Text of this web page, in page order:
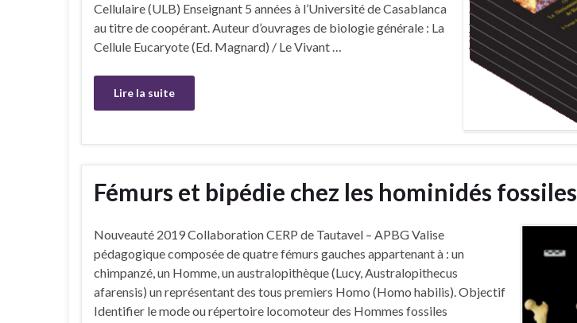
Cellulaire (ULB) Enseignant 5 années à l’Université de Casablanca
au titre de coopérant. Auteur d’ouvrages de biologie générale : La
Cellule Eucaryote (Ed. Magnard) / Le Vivant …
Lire la suite
Fémurs et bipédie chez les hominidés fossiles
Nouveauté 2019 Collaboration CERP de Tautavel – APBG Valise
pédagogique composée de quatre fémurs gauches appartenant à : un
chimpanzé, un Homme, un australopithèque (Lucy, Australopithecus
afarensis) un représentant des tous premiers Homo (Homo habilis). Objectif
Identifier le mode ou répertoire locomoteur des Hommes fossiles